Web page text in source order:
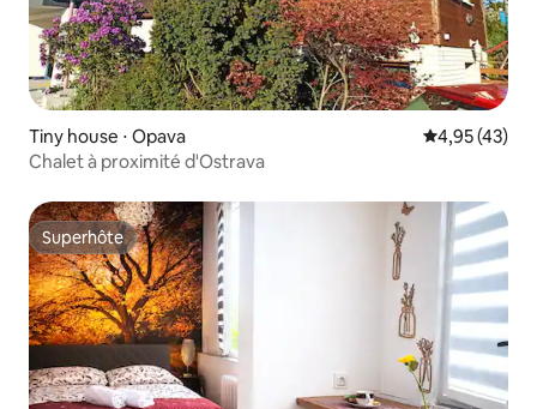
Tiny house ⋅ Opava Évaluation
4,95 (43)
Chalet à proximité d'Ostrava
Superhôte
Superhôte